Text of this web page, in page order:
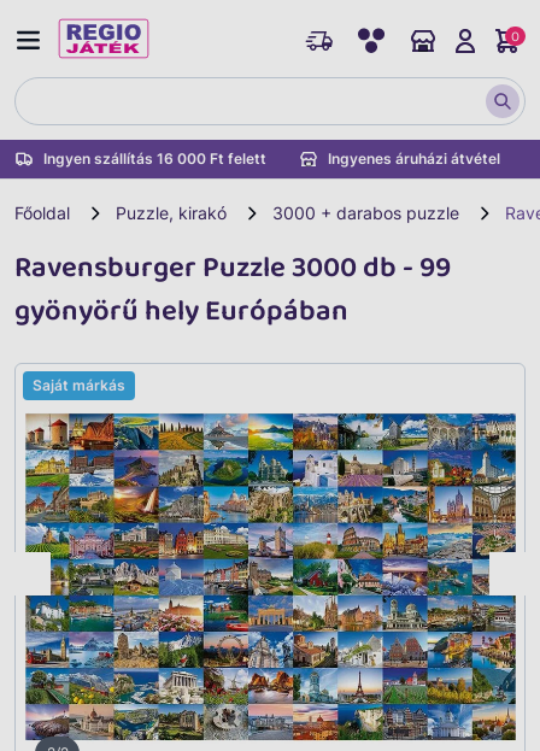
Ingyen szállítás 16 000 Ft felett Ingyenes áruházi átvétel
0
Főoldal Puzzle, kirakó 3000 + darabos puzzle
Ravensburger Puzzle 3000 db - 99
gyönyörű hely Európában
Vissza
Saját márkás